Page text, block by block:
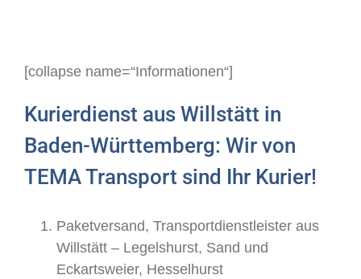
[collapse name=“Informationen“]
Kurierdienst aus Willstätt in
Baden-Württemberg: Wir von
TEMA Transport sind Ihr Kurier!
Paketversand, Transportdienstleister aus
Willstätt – Legelshurst, Sand und
Eckartsweier, Hesselhurst